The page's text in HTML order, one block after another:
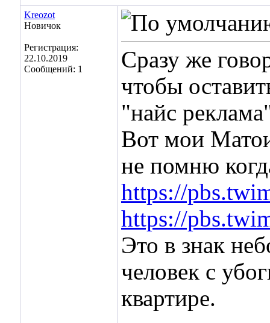
Kreozot
Новичок
Регистрация:
22.10.2019
Сообщений: 1
Сразу же
чтобы
"найс
Вот мои
не помню
https://
https://
Это в знак
человек с
квартире.